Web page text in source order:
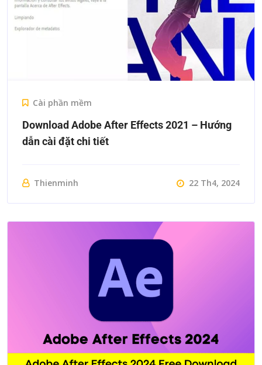
Cài phần mềm
Download Adobe After Effects 2021 – Hướng
dẫn cài đặt chi tiết
Thienminh 22 Th4, 2024